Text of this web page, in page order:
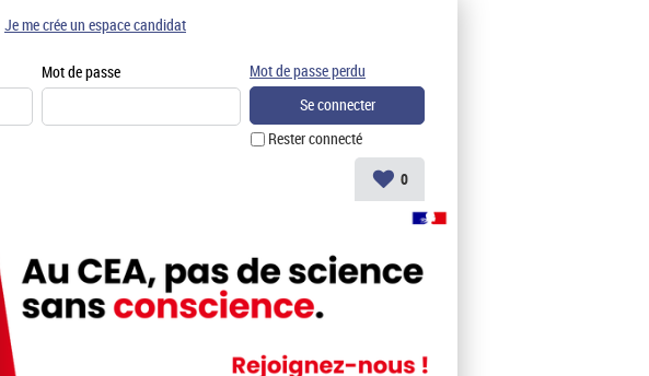
Mot de passe
Rester connecté
Mot de passe perdu
Je me crée un espace candidat
0